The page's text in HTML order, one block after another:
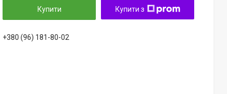
Купити Купити з
+380 (96) 181-80-02